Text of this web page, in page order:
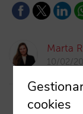
Marta
10/02/
cookies